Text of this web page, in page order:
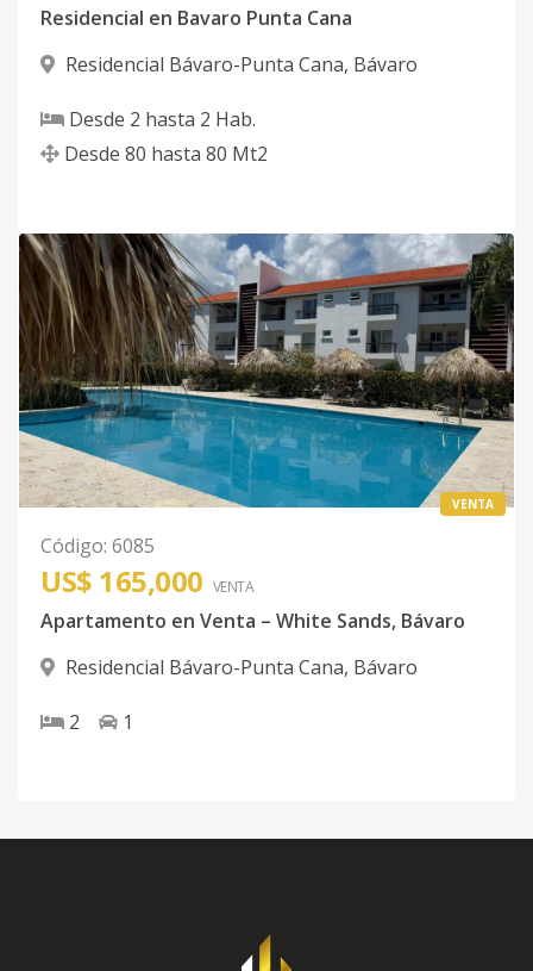
Residencial en Bavaro Punta Cana
Residencial Bávaro-Punta Cana, Bávaro
Desde 2 hasta 2 Hab.
Desde 80 hasta 80 Mt2
VENTA
Código: 6085
US$ 165,000 VENTA
Apartamento en Venta – White Sands, Bávaro
Residencial Bávaro-Punta Cana, Bávaro
2 1